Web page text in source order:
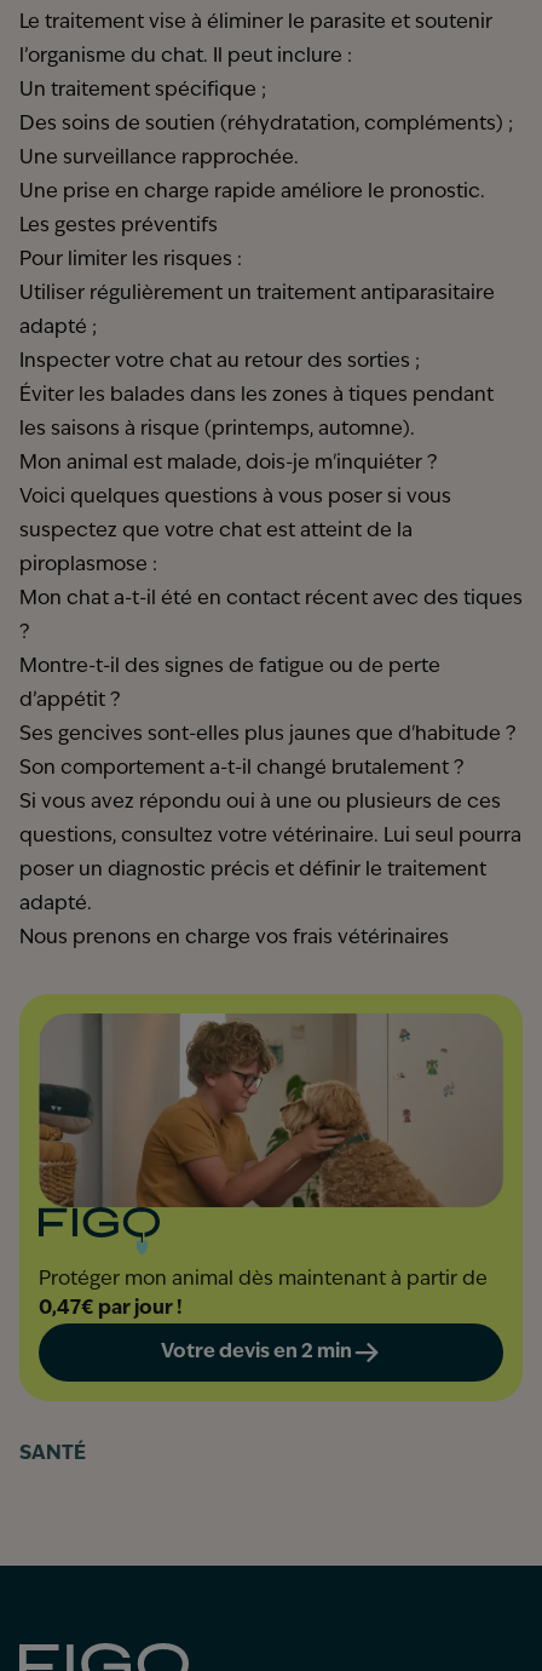
Le traitement vise à éliminer le parasite et soutenir
l’organisme du chat. Il peut inclure :
Un traitement spécifique ;
Des soins de soutien (réhydratation, compléments) ;
Une surveillance rapprochée.
Une prise en charge rapide améliore le pronostic.
Les gestes préventifs
Pour limiter les risques :
Utiliser régulièrement un traitement antiparasitaire
adapté ;
Inspecter votre chat au retour des sorties ;
Éviter les balades dans les zones à tiques pendant
les saisons à risque (printemps, automne).
Mon animal est malade, dois-je m'inquiéter ?
Voici quelques questions à vous poser si vous
suspectez que votre chat est atteint de la
piroplasmose :
Mon chat a-t-il été en contact récent avec des tiques
?
Montre-t-il des signes de fatigue ou de perte
d’appétit ?
Ses gencives sont-elles plus jaunes que d'habitude ?
Son comportement a-t-il changé brutalement ?
Si vous avez répondu oui à une ou plusieurs de ces
questions, consultez votre vétérinaire. Lui seul pourra
poser un diagnostic précis et définir le traitement
adapté.
Nous prenons en charge vos frais vétérinaires
Protéger mon animal dès maintenant à partir de
0,47€ par jour !
Votre devis en 2 min
SANTÉ
Figo